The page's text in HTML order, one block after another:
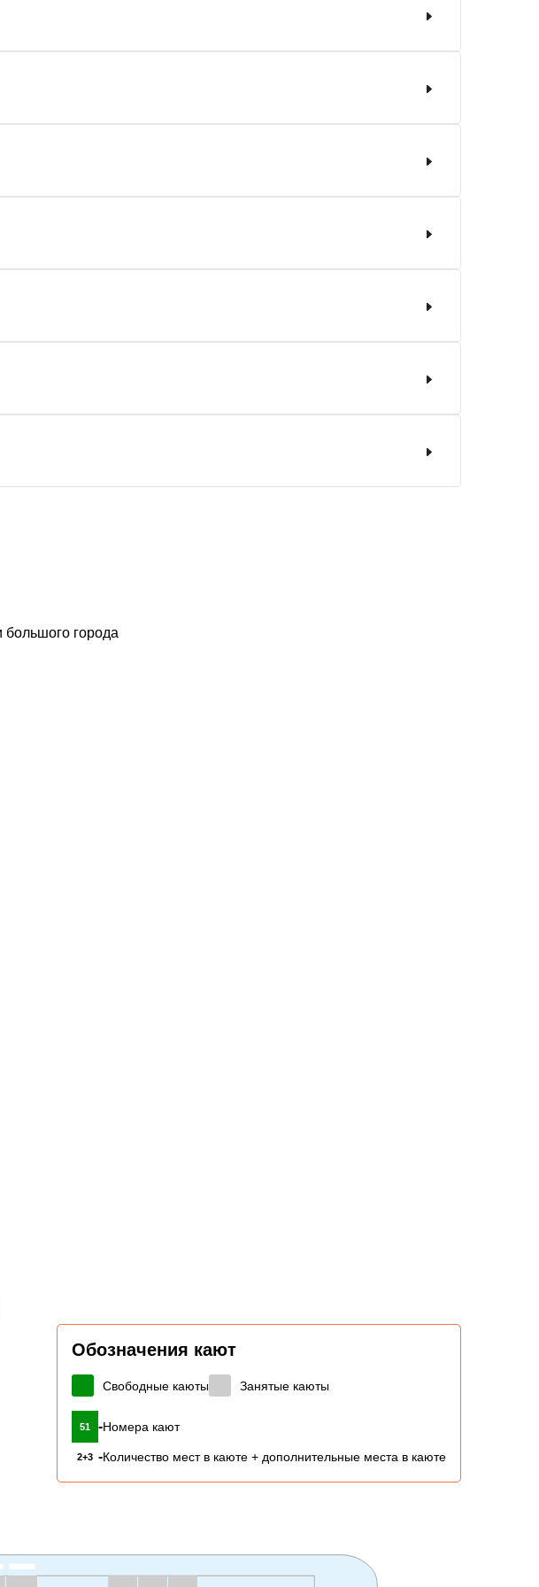
Обозначения кают
Свободные каюты Занятые каюты
51 -Номера кают
2+3 -Количество мест в каюте + дополнительные места в каюте